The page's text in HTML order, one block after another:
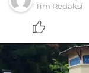
Tim Redaksi